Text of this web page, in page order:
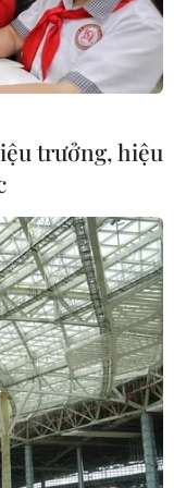
KHÚC THANH
trưởng, hiệu